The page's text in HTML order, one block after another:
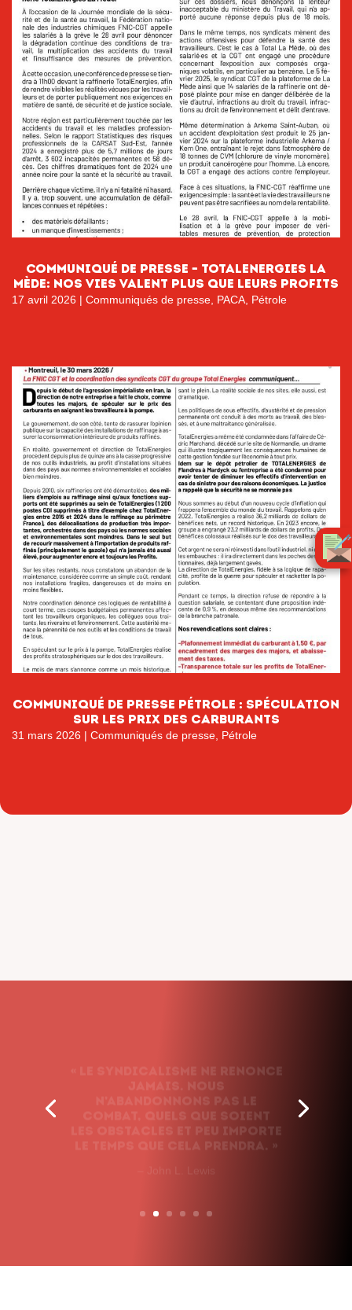
Communiqué de Presse – TotalEnergies La
Mède: Nos vies valent plus que leurs profits
17 avril 2026 | Communiqués de presse PACA Pétrole
Communiqué de presse pétrole : Spéculation
sur les prix des carburants
31 mars 2026 | Communiqués de presse Pétrole
combat, quels que soient
les obstacles et peu importe
le temps que cela prendra. »